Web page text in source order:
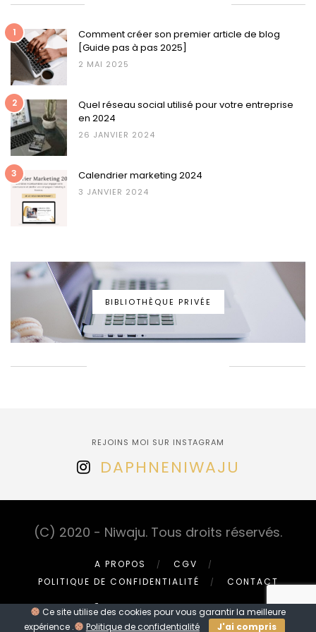
1
Comment créer son premier article de blog
[Guide pas à pas 2025]
2 MAI 2025
2
Quel réseau social utilisé pour votre entreprise
en 2024
26 JANVIER 2024
3 Calendrier marketing 2024
3 JANVIER 2024
BIBLIOTHÈQUE PRIVÉE
REJOINS MOI SUR INSTAGRAM
DAPHNENIWAJU
(C) 2020 - Niwaju. Tous droits réservés.
A PROPOS
CGV
POLITIQUE DE CONFIDENTIALITÉ
CONTACT
Ce site utilise des cookies pour vous garantir la meilleure
expérience .
Politique de confidentialité J'ai compris